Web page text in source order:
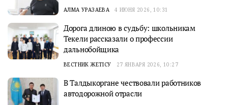
АЛМА УРАЗАЕВА 4 ИЮНЯ 2026, 10:31
Дорога длиною в судьбу: школьникам
Текели рассказали о профессии
дальнобойщика
ВЕСТНИК ЖЕТІСУ 27 ЯНВАРЯ 2026, 10:27
В Талдыкоргане чествовали работников
автодорожной отрасли